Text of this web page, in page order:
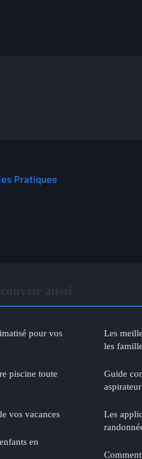
Pratiques
pour vos
piscine toute
vos vacances
en
Les
les
Guide
aspirateur
Les